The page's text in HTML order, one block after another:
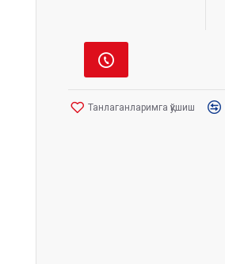
Танлаганларимга қўшиш